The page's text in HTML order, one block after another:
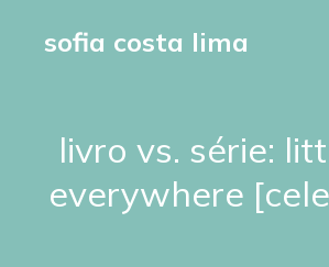
sofia costa lima
livro vs. série:
everywhere